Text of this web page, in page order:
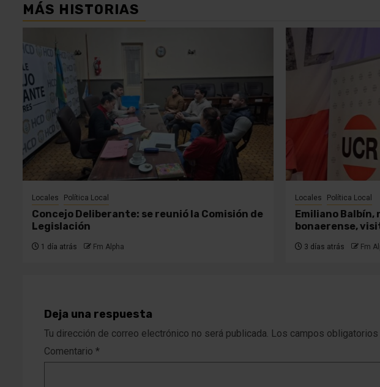
MÁS HISTORIAS
Locales Política Local
Concejo Deliberante: se reunió la Comisión de
Legislación
1 día atrás Fm Alpha
Locales Política Local
Emiliano Balbín,
bonaerense,
3 días atrás Fm
Deja una respuesta
Tu dirección de correo electrónico no será publicada. Los campos
Comentario *